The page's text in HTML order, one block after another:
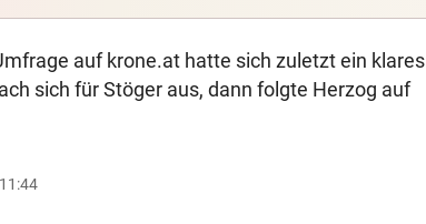
auf krone.at hatte sich zuletzt ein klares
sich für Stöger aus, dann folgte Herzog auf